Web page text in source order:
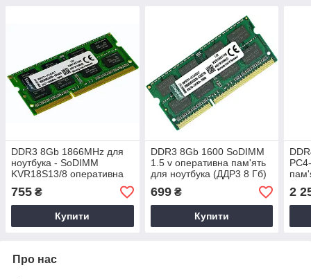
DDR3 8Gb 1866MHz для
ноутбука - SoDIMM
KVR18S13/8 оперативна
8192MB
755 ₴
Купити
DDR3 8Gb 1600 SoDIMM
1.5 v оперативна пам'ять
для ноутбука (ДДР3 8 Гб)
KVR16S11/8
699₴
Купити
2
Про нас